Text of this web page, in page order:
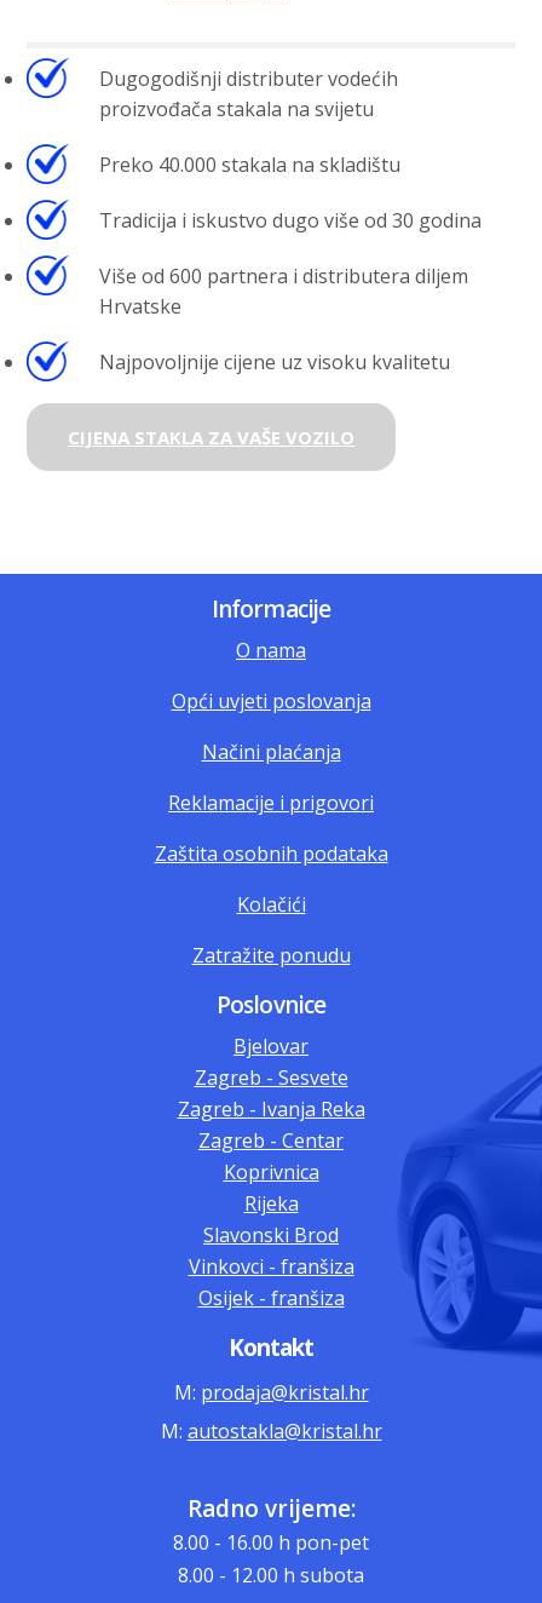
Dugogodišnji distributer vodećih
proizvođača stakala na svijetu
Preko 40.000 stakala na skladištu
Tradicija i iskustvo dugo više od 30 godina
Više od 600 partnera i distributera diljem
Hrvatske
Najpovoljnije cijene uz visoku kvalitetu
CIJENA STAKLA ZA VAŠE VOZILO
Informacije
O nama
Opći uvjeti poslovanja
Načini plaćanja
Reklamacije i prigovori
Zaštita osobnih podataka
Kolačići
Zatražite ponudu
Poslovnice
Bjelovar
Zagreb - Sesvete
Zagreb - Ivanja Reka
Zagreb - Centar
Koprivnica
Rijeka
Slavonski Brod
Vinkovci - franšiza
Osijek - franšiza
Kontakt
M: prodaja@kristal.hr
M: autostakla@kristal.hr
Radno vrijeme:
8.00 - 16.00 h pon-pet
8.00 - 12.00 h subota